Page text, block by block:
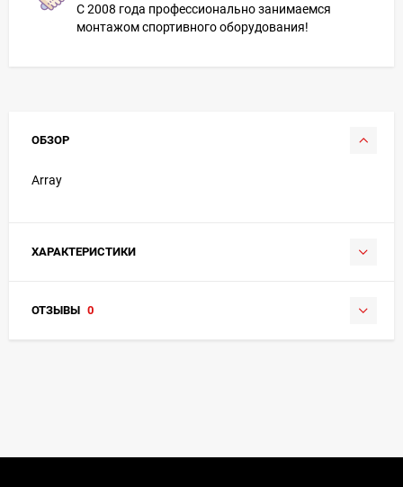
С 2008 года профессионально занимаемся
монтажом спортивного оборудования!
ОБЗОР
Array
ХАРАКТЕРИСТИКИ
ОТЗЫВЫ 0